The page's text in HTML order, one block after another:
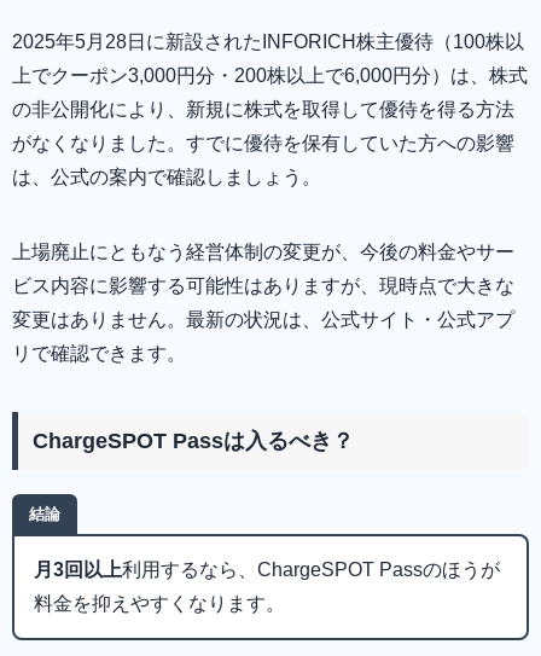
2025年5月28日に新設されたINFORICH株主優待（100株以
上でクーポン3,000円分・200株以上で6,000円分）は、株式
の非公開化により、新規に株式を取得して優待を得る方法
がなくなりました。すでに優待を保有していた方への影響
は、公式の案内で確認しましょう。
上場廃止にともなう経営体制の変更が、今後の料金やサー
ビス内容に影響する可能性はありますが、現時点で大きな
変更はありません。最新の状況は、公式サイト・公式アプ
リで確認できます。
ChargeSPOT Passは入るべき？
結論
月3回以上利用するなら、ChargeSPOT Passのほうが
料金を抑えやすくなります。